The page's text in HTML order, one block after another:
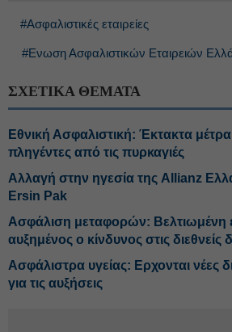
#Ασφαλιστικές εταιρείες
#Ενωση Ασφαλιστικών Εταιρειών
ΣΧΕΤΙΚΑ ΘΕΜΑΤΑ
Εθνική Ασφαλιστική: Έκτακτα μέτρα
πληγέντες από τις πυρκαγιές
Αλλαγή στην ηγεσία της Allianz
Ersin Pak
Ασφάλιση μεταφορών: Βελτιωμένη
αυξημένος ο κίνδυνος στις διεθνείς
Ασφάλιστρα υγείας: Ερχονται νέες
για τις αυξήσεις